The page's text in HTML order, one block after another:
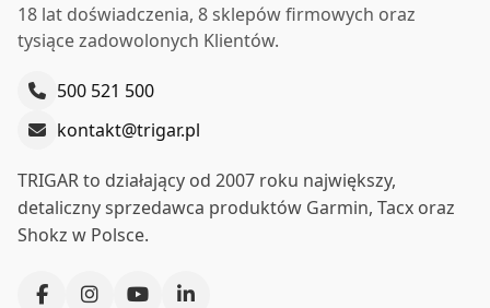
18 lat doświadczenia, 8 sklepów firmowych oraz
tysiące zadowolonych Klientów.
500 521 500
kontakt@trigar.pl
TRIGAR to działający od 2007 roku największy,
detaliczny sprzedawca produktów Garmin, Tacx oraz
Shokz w Polsce.